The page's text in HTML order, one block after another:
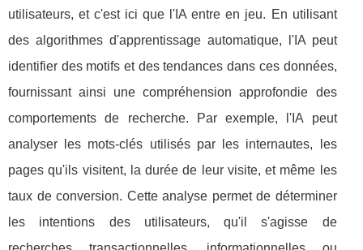
utilisateurs, et c'est ici que l'IA entre en jeu. En utilisant
des algorithmes d'apprentissage automatique, l'IA peut
identifier des motifs et des tendances dans ces données,
fournissant ainsi une compréhension approfondie des
comportements de recherche. Par exemple, l'IA peut
analyser les mots-clés utilisés par les internautes, les
pages qu'ils visitent, la durée de leur visite, et même les
taux de conversion. Cette analyse permet de déterminer
les intentions des utilisateurs, qu'il s'agisse de